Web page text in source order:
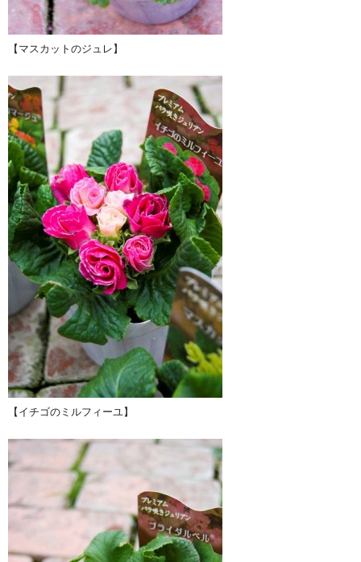
【マスカットのジュレ】
【イチゴのミルフィーユ】